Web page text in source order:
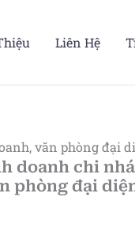
Liên Hệ
văn phòng đại
doanh chi
phòng đại